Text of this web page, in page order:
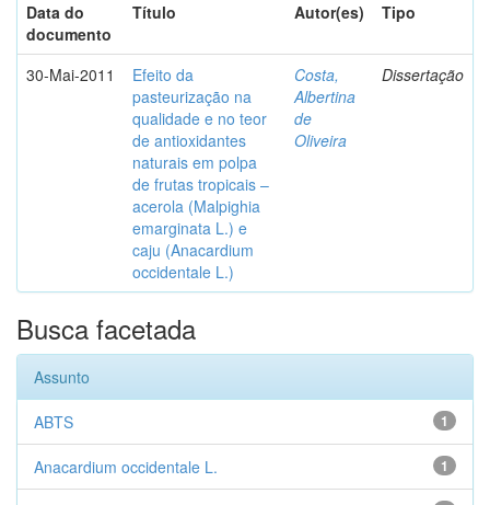
Data do
documento
Título Autor(es) Tipo
30-Mai-2011
Efeito da
pasteurização na
qualidade e no teor
de antioxidantes
naturais em polpa
de frutas tropicais –
acerola (Malpighia
emarginata L.) e
caju (Anacardium
occidentale L.)
Costa,
Albertina
de
Oliveira
Dissertação
Busca facetada
Assunto
1
ABTS
1
Anacardium occidentale L.